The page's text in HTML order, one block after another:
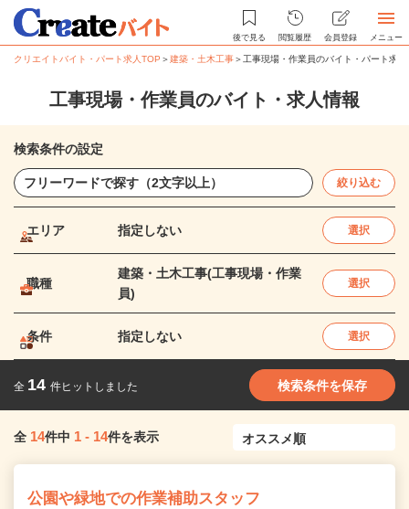
後で見る 閲覧履歴 会員登録 メニュー
クリエイトバイト・パート求人TOP ＞建築・土木工事＞ 工事現場・作業員のバイト・パート求人
工事現場・作業員のバイト・求人情報
検索条件の設定
絞り込む
エリア 指定しない 選択
職種
建築・土木工事(工事現場・作業
員)
選択
条件 指定しない 選択
全 14 件ヒットしました 検索条件を保存
全 14件中 1 - 14件を表示
公園や緑地での作業補助スタッフ